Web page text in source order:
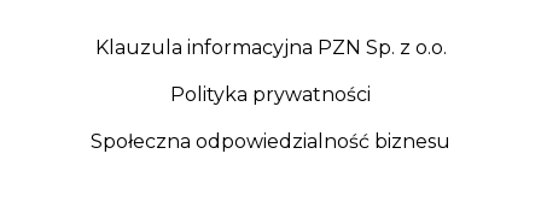
Klauzula informacyjna PZN Sp. z o.o.
Polityka prywatności
Społeczna odpowiedzialność biznesu